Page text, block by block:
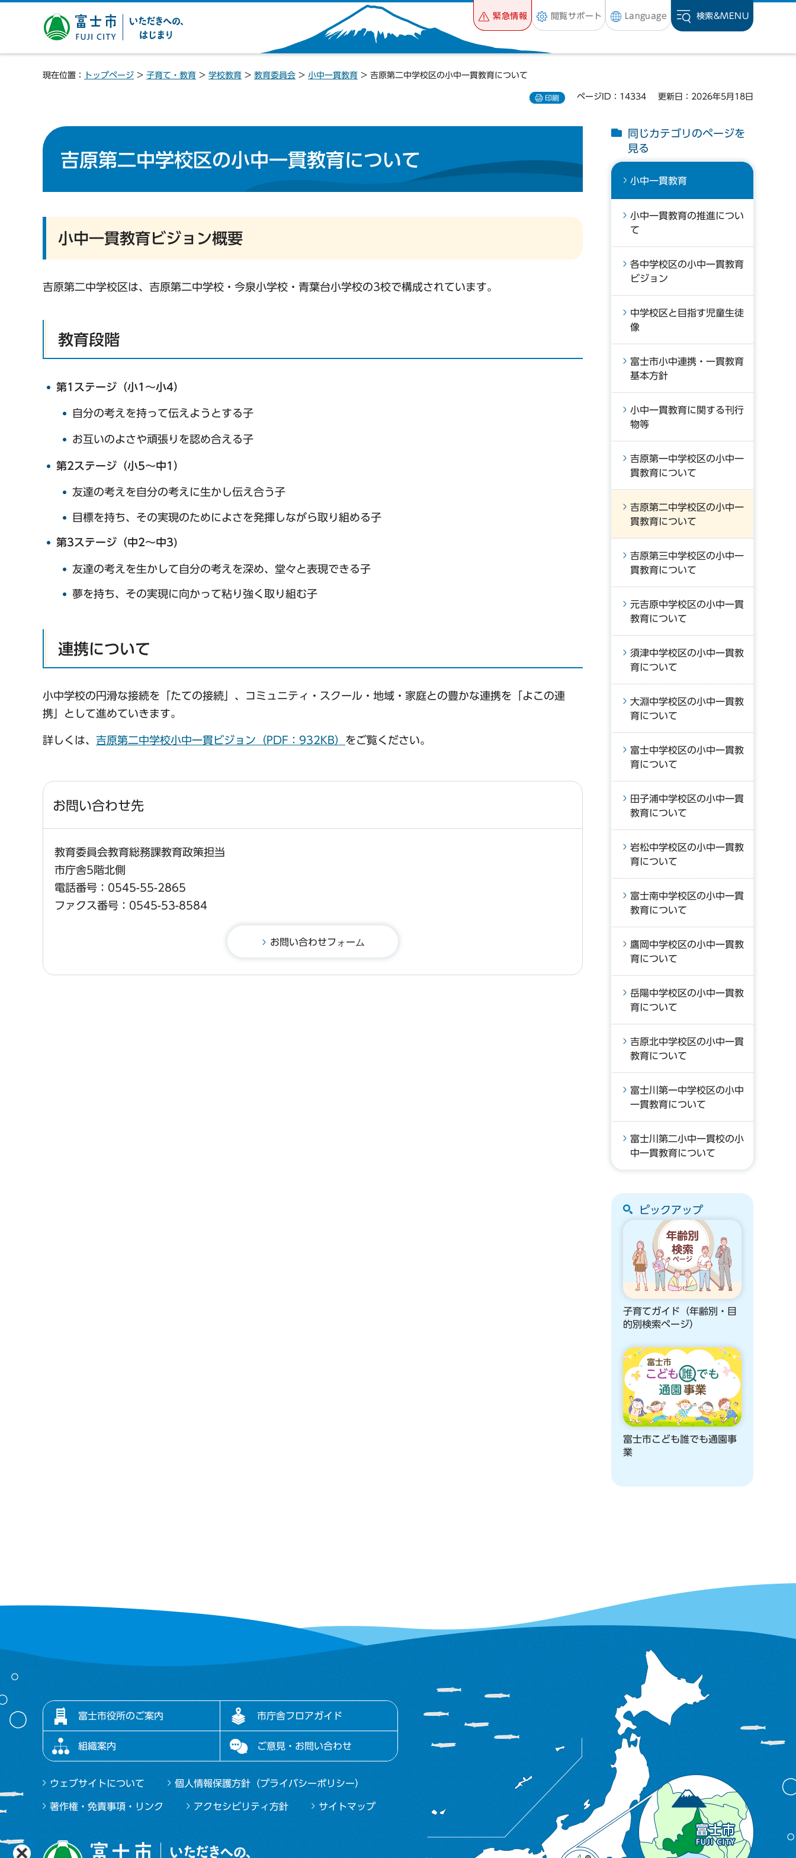
富士市 いただきへの、は
じまり
緊急情報 閲覧サポート Language 検索&MENU
現在位置： トップページ > 子育て・教育 > 学校教育 > 教育委員会 > 小中一貫教育 > 吉原第二中学校区の小中一貫教育について
印刷 ページID：14334 更新日：2026年5月18日
吉原第二中学校区の小中一貫教育について
小中一貫教育ビジョン概要
吉原第二中学校区は、吉原第二中学校・今泉小学校・青葉台小学校の3校で構成されています。
教育段階
第1ステージ（小1～小4）
自分の考えを持って伝えようとする子
お互いのよさや頑張りを認め合える子
第2ステージ（小5～中1）
友達の考えを自分の考えに生かし伝え合う子
目標を持ち、その実現のためによさを発揮しながら取り組める子
第3ステージ（中2～中3)
友達の考えを生かして自分の考えを深め、堂々と表現できる子
夢を持ち、その実現に向かって粘り強く取り組む子
連携について
小中学校の円滑な接続を「たての接続」、コミュニティ・スクール・地域・家庭との豊かな連携を「よこの連
携」として進めていきます。
詳しくは、 吉原第二中学校小中一貫ビジョン（PDF：932KB） をご覧ください。
お問い合わせ先
教育委員会教育総務課教育政策担当
市庁舎5階北側
電話番号：0545-55-2865
ファクス番号：0545-53-8584
同じカテゴリのページを
見る
小中一貫教育
小中一貫教育の推進につい
て
各中学校区の小中一貫教育
ビジョン
中学校区と目指す児童生徒
像
富士市小中連携・一貫教育
基本方針
小中一貫教育に関する刊行
物等
吉原第一中学校区の小中一
貫教育について
吉原第二中学校区の小中一
貫教育について
吉原第三中学校区の小中一
貫教育について
元吉原中学校区の小中一貫
教育について
須津中学校区の小中一貫教
育について
大淵中学校区の小中一貫教
育について
富士中学校区の小中一貫教
育について
田子浦中学校区の小中一貫
教育について
岩松中学校区の小中一貫教
育について
富士南中学校区の小中一貫
教育について
鷹岡中学校区の小中一貫教
育について
岳陽中学校区の小中一貫教
育について
吉原北中学校区の小中一貫
教育について
富士川第一中学校区の小中
一貫教育について
富士川第二小中一貫校の小
中一貫教育について
ピックアップ
子育てガイド（年齢別・目
的別検索ページ）
富士市こども誰でも通園事
業
富士市役所のご案内 市庁舎フロアガイド
組織案内 ご意見・お問い合わせ
ウェブサイトについて 個人情報保護方針（プライバシーポリシー）
著作権・免責事項・リンク アクセシビリティ方針 サイトマップ